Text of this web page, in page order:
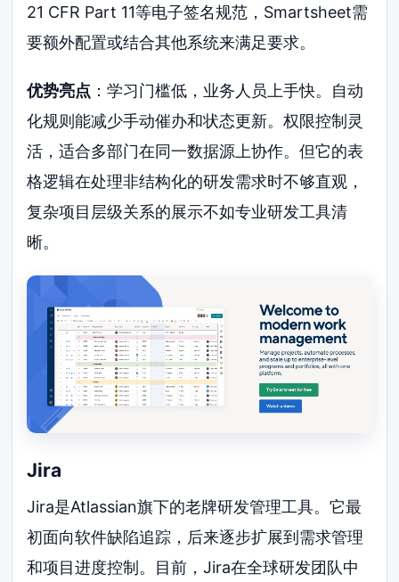
21 CFR Part 11等电子签名规范，Smartsheet需
要额外配置或结合其他系统来满足要求。
优势亮点 ：学习门槛低，业务人员上手快。自动
化规则能减少手动催办和状态更新。权限控制灵
活，适合多部门在同一数据源上协作。但它的表
格逻辑在处理非结构化的研发需求时不够直观，
复杂项目层级关系的展示不如专业研发工具清
晰。
Jira
Jira是Atlassian旗下的老牌研发管理工具。它最
初面向软件缺陷追踪，后来逐步扩展到需求管理
和项目进度控制。目前，Jira在全球研发团队中